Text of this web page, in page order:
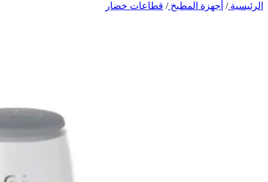
الرئيسية/ أجهزة المطبخ/ قطاعات خضار